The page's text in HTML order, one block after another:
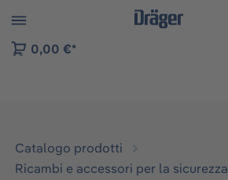
Skip to B2B platform navigation
0,00 €*
Catalogo prodotti
Ricambi e accessori per la sicurezza